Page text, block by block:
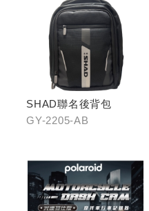
SHAD聯名後背包
GY-2205-AB